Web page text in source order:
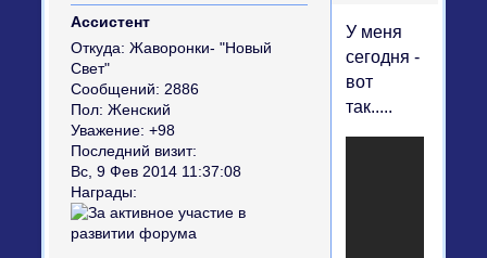
Ассистент
Откуда: Жаворонки- "Новый
Свет"
Сообщений: 2886
Пол: Женский
Уважение: +98
Последний визит:
Вс, 9 Фев 2014 11:37:08
Награды:
У меня
сегодня -
вот
так.....